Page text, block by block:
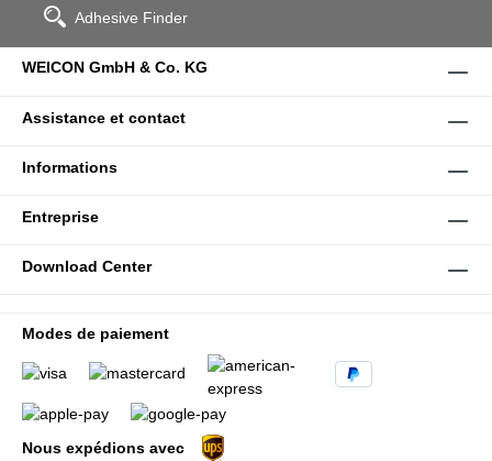
Adhesive Finder
WEICON GmbH & Co. KG
Assistance et contact
Informations
Entreprise
Download Center
Modes de paiement
Nous expédions avec